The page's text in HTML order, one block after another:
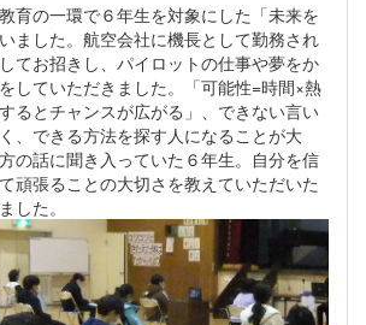
育の一環で６年生を対象にした「未来を
ました。航空会社に機長として勤務され
てお招きし、パイロットの仕事や夢をか
していただきました。「可能性=時間×熱
るとチャンスが広がる」、できない言い
、できる方法を探す人になることが大
の話に聞き入っていた６年生。自分を信
頑張ることの大切さを教えていただいた
した。